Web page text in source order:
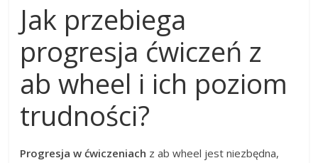
Jak przebiega
progresja ćwiczeń z
ab wheel i ich poziom
trudności?
Progresja w ćwiczeniach z ab wheel jest niezbędna,